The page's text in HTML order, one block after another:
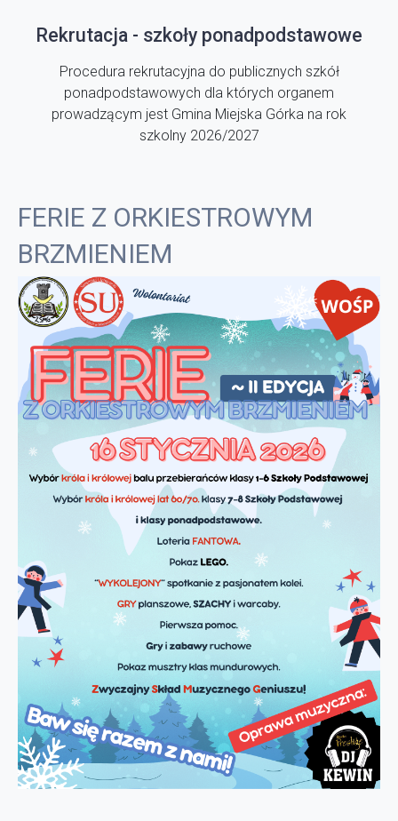
Rekrutacja - szkoły ponadpodstawowe
Procedura rekrutacyjna do publicznych szkół
ponadpodstawowych dla których organem
prowadzącym jest Gmina Miejska Górka na rok
szkolny 2026/2027
FERIE Z ORKIESTROWYM
BRZMIENIEM